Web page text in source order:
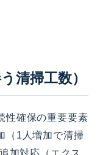
清掃工数）
性確保の重要要素
（1人増加で清掃
加対応（エクス